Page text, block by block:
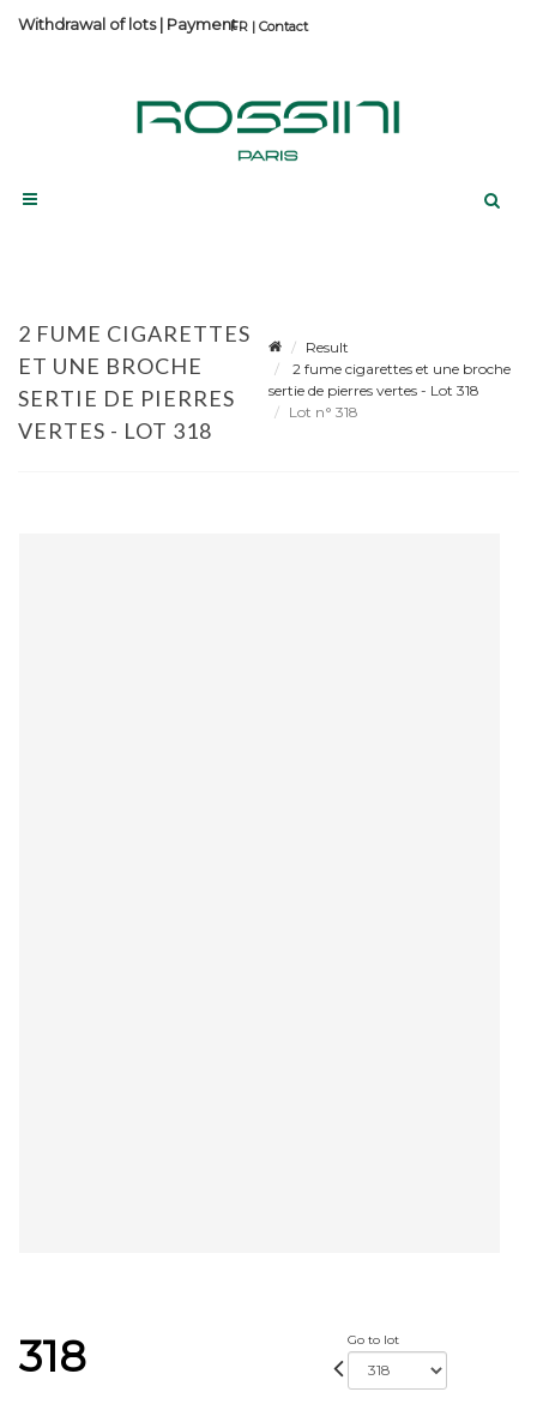
Contact
Withdrawal of lots| Payment
2 FUME CIGARETTES
ET UNE BROCHE
SERTIE DE PIERRES
VERTES - LOT 318
Result
2 fume cigarettes et une broche
sertie de pierres vertes - Lot 318
Lot n° 318
318 Go to lot